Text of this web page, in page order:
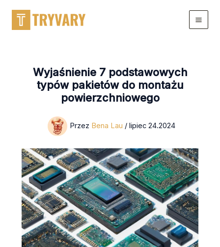
treści
Wyjaśnienie 7 podstawowych
typów pakietów do montażu
powierzchniowego
Przez Bena Lau / lipiec 24.2024